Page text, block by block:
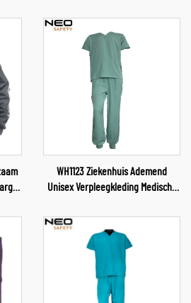
WH1123 Ziekenhuis Ademend
Unisex Verpleegkleding Medische
Verpleegkleding Ziekenhuis
Werkkleding